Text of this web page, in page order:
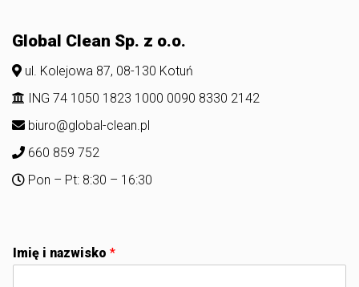
Global Clean Sp. z o.o.
ul. Kolejowa 87, 08-130 Kotuń
ING 74 1050 1823 1000 0090 8330 2142
biuro@global-clean.pl
660 859 752
Pon – Pt: 8:30 – 16:30
Imię i nazwisko *